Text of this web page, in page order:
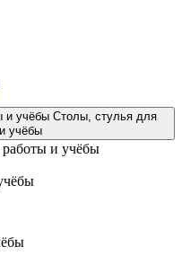
Столы, стулья для
учёбы